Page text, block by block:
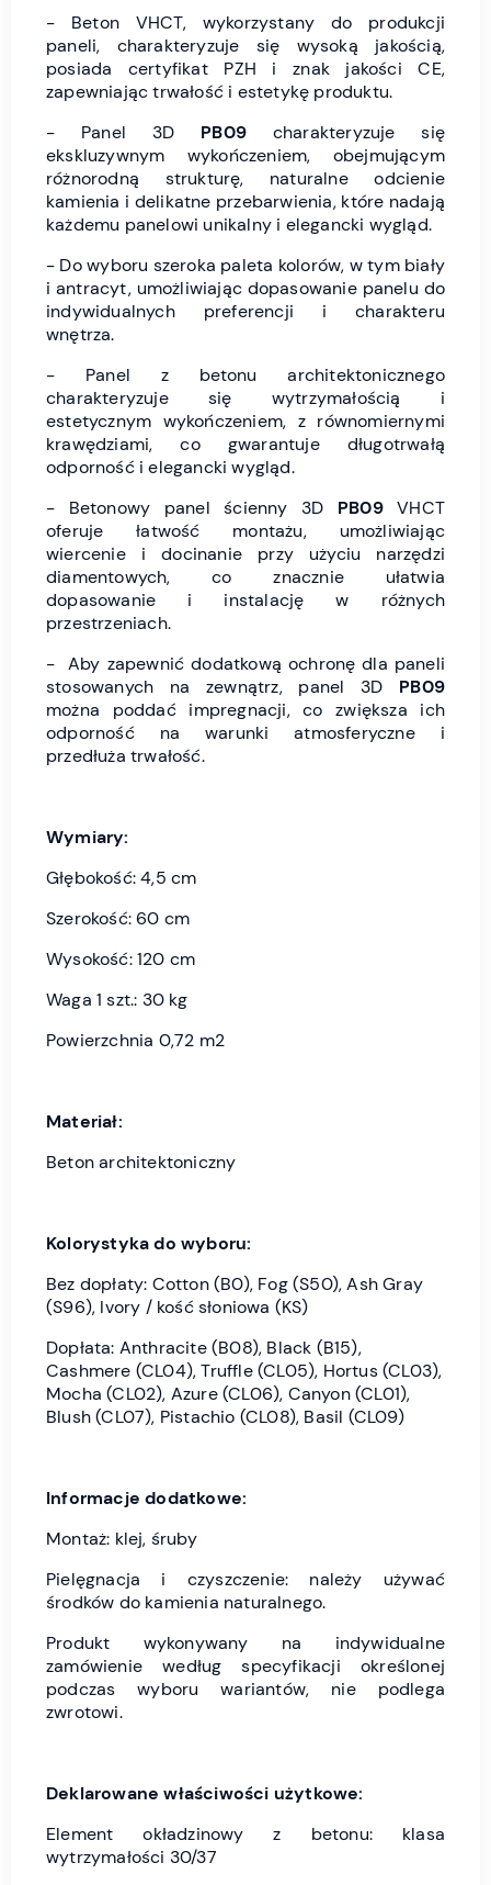
- Beton VHCT, wykorzystany do produkcji
paneli, charakteryzuje się wysoką jakością,
posiada certyfikat PZH i znak jakości CE,
zapewniając trwałość i estetykę produktu.
- Panel 3D PB09 charakteryzuje się
ekskluzywnym wykończeniem, obejmującym
różnorodną strukturę, naturalne odcienie
kamienia i delikatne przebarwienia, które nadają
każdemu panelowi unikalny i elegancki wygląd.
- Do wyboru szeroka paleta kolorów, w tym biały
i antracyt, umożliwiając dopasowanie panelu do
indywidualnych preferencji i charakteru
wnętrza.
- Panel z betonu architektonicznego
charakteryzuje się wytrzymałością i
estetycznym wykończeniem, z równomiernymi
krawędziami, co gwarantuje długotrwałą
odporność i elegancki wygląd.
- Betonowy panel ścienny 3D PB09VHCT
oferuje łatwość montażu, umożliwiając
wiercenie i docinanie przy użyciu narzędzi
diamentowych, co znacznie ułatwia
dopasowanie i instalację w różnych
przestrzeniach.
- Aby zapewnić dodatkową ochronę dla paneli
stosowanych na zewnątrz, panel 3D PB09
można poddać impregnacji, co zwiększa ich
odporność na warunki atmosferyczne i
przedłuża trwałość.
Wymiary:
Głębokość: 4,5 cm
Szerokość: 60 cm
Wysokość: 120 cm
Waga 1 szt.: 30 kg
Powierzchnia 0,72 m2
Materiał:
Beton architektoniczny
Kolorystyka do wyboru:
Bez dopłaty: Cotton (B0), Fog (S50), Ash Gray
(S96), Ivory / kość słoniowa (KS)
Dopłata: Anthracite (B08), Black (B15),
Cashmere (CL04), Truffle (CL05), Hortus (CL03),
Mocha (CL02), Azure (CL06), Canyon (CL01),
Blush (CL07), Pistachio (CL08), Basil (CL09)
Informacje dodatkowe:
Montaż: klej, śruby
Pielęgnacja i czyszczenie: należy używać
środków do kamienia naturalnego.
Produkt wykonywany na indywidualne
zamówienie według specyfikacji określonej
podczas wyboru wariantów, nie podlega
zwrotowi.
Deklarowane właściwości użytkowe:
Element okładzinowy z betonu: klasa
wytrzymałości 30/37